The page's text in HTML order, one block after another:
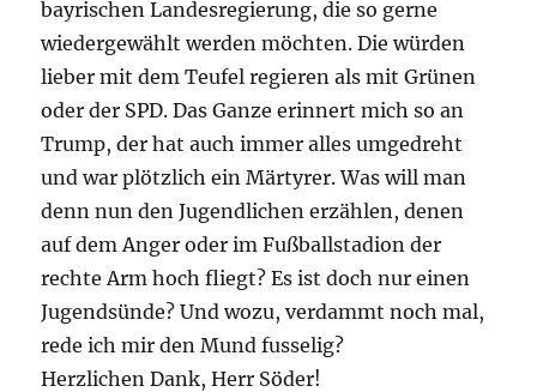
bayrischen Landesregierung, die so gerne
wiedergewählt werden möchten. Die würden
lieber mit dem Teufel regieren als mit Grünen
oder der SPD. Das Ganze erinnert mich so an
Trump, der hat auch immer alles umgedreht
und war plötzlich ein Märtyrer. Was will man
denn nun den Jugendlichen erzählen, denen
auf dem Anger oder im Fußballstadion der
rechte Arm hoch fliegt? Es ist doch nur einen
Jugendsünde? Und wozu, verdammt noch mal,
rede ich mir den Mund fusselig?
Herzlichen Dank, Herr Söder!